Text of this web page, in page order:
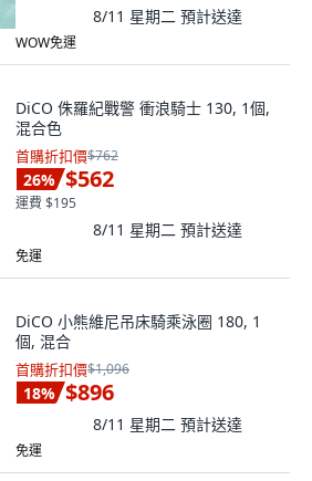
8/11 星期二 預計送達
WOW免運
DiCO 侏羅紀戰警 衝浪騎士 130, 1個,
混合色
首購折扣價$762
26% $562
運費 $195
8/11 星期二 預計送達
免運
DiCO 小熊維尼吊床騎乘泳圈 180, 1
個, 混合
首購折扣價$1,096
18% $896
8/11 星期二 預計送達
免運